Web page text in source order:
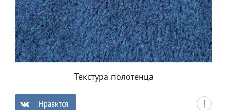
Текстура полотенца
Нравится